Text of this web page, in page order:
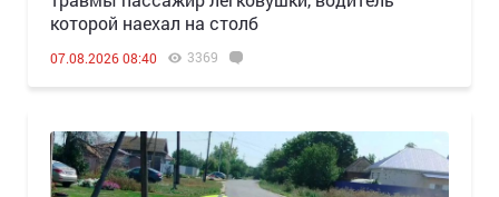
которой наехал на столб
07.08.2026 08:40 3369